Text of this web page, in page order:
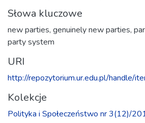
Słowa kluczowe
new parties, genuinely new parties,
party system
URI
http://repozytorium.ur.edu.pl/handle/
Kolekcje
Polityka i Społeczeństwo nr 3(12)/